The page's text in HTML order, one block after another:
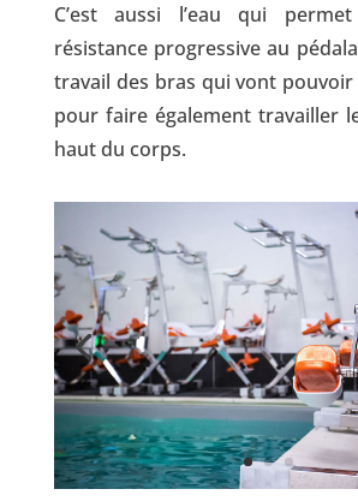
C’est aussi l’eau qui
résistance progressive au
travail des bras qui vont
pour faire également travailler
haut du corps.